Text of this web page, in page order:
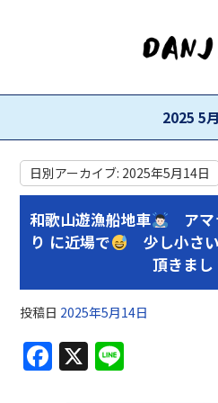
2025 5
日別アーカイブ: 2025年5月14日
和歌山遊漁船地車
アマ
り に近場で
少し小さ
頂きまし
投稿日 2025年5月14日
F
a
X